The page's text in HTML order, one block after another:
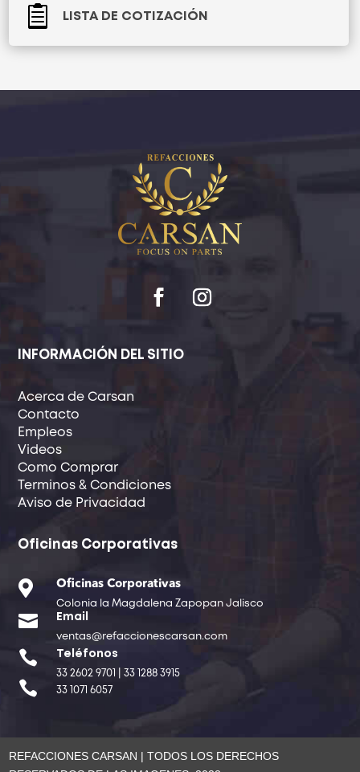
 LISTA DE COTIZACIÓN
INFORMACIÓN DEL SITIO
Acerca de Carsan
Contacto
Empleos
Videos
Como Comprar
Terminos & Condiciones
Aviso de Privacidad
Oficinas Corporativas
 Oficinas Corporativas
Colonia la Magdalena Zapopan Jalisco
 Email
ventas@refaccionescarsan.com
 Teléfonos
33 2602 9701 | 33 1288 3915
 33 1071 6057
REFACCIONES CARSAN | TODOS LOS DERECHOS